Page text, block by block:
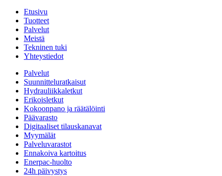
Etusivu
Tuotteet
Palvelut
Meistä
Tekninen tuki
Yhteystiedot
Palvelut
Suunnitteluratkaisut
Hydrauliikkaletkut
Erikoisletkut
Kokoonpano ja räätälöinti
Päävarasto
Digitaaliset tilauskanavat
Myymälät
Palveluvarastot
Ennakoiva kartoitus
Enerpac-huolto
24h päivystys